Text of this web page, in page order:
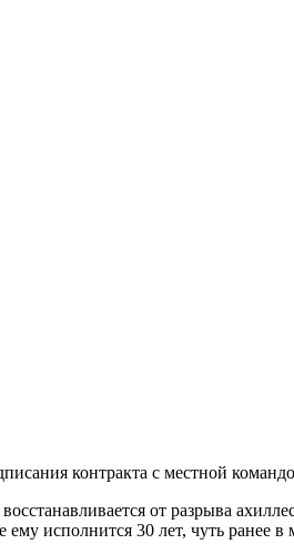
контракта с местной
от разрыва
ему исполнится 30 лет, чуть ранее